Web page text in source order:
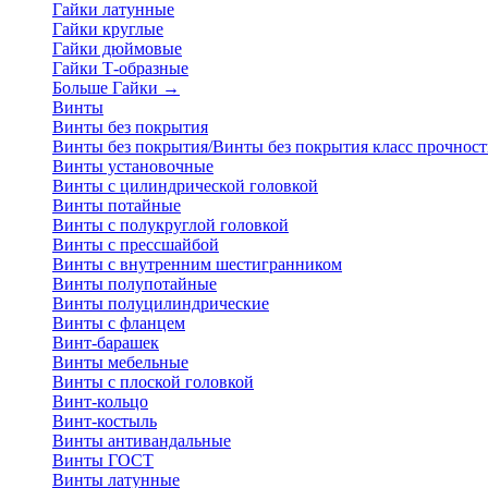
Гайки латунные
Гайки круглые
Гайки дюймовые
Гайки Т-образные
Больше Гайки →
Винты
Винты без покрытия
Винты без покрытия/Винты без покрытия класс
Винты установочные
Винты с цилиндрической головкой
Винты потайные
Винты с полукруглой головкой
Винты с прессшайбой
Винты с внутренним шестигранником
Винты полупотайные
Винты полуцилиндрические
Винты с фланцем
Винт-барашек
Винты мебельные
Винты с плоской головкой
Винт-кольцо
Винт-костыль
Винты антивандальные
Винты ГОСТ
Винты латунные